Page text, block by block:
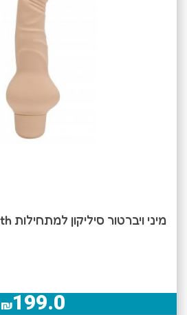
מיני ויברטור סיליקון למתחילות Mini Classic Smooth
₪199.0